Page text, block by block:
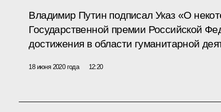
Владимир Путин подписал Указ «О
Государственной премии Российской
достижения в области гуманитарной
18 июня 2020 года 12:20